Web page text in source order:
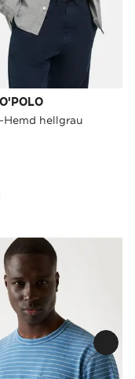
Hemd hellgrau